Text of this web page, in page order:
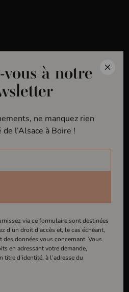
à notre
à Boire !
via ce formulaire sont destinées à
droit d’accès et, le cas échéant, de
vous concernant. Vous pouvez
votre demande, accompagnée d’une
du responsable du traitement.
à notre
ne manquez rien
de l’Alsace à Boire !
via ce formulaire sont destinées
d’un droit d’accès et, le cas échéant,
des données vous concernant. Vous
en adressant votre demande,
titre d’identité, à l’adresse du